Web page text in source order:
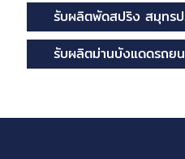
รับผลิตพัดสปริง สมุทรป
รับผลิตม่านบังแดดรถย